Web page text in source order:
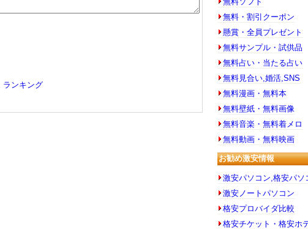
ランキング
無料・割引クーポン
懸賞・全員プレゼント
無料サンプル・試供品
無料占い・当たる占い
無料見合い,婚活,SNS
無料漫画・無料本
無料壁紙・無料画像
無料音楽・無料着メロ
無料動画・無料映画
お勧め激安情報
激安パソコン,格安パソ
激安ノートパソコン
格安プロバイダ比較
格安チケット・格安ホ